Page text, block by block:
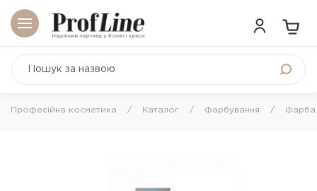
Професійна косметика Каталог Фарбування Фарба